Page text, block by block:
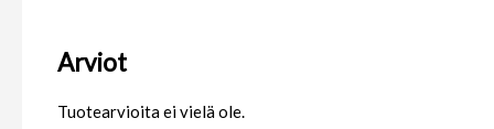
Arviot
Tuotearvioita ei vielä ole.